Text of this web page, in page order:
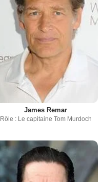
James Remar
Rôle : Le capitaine Tom Murdoch